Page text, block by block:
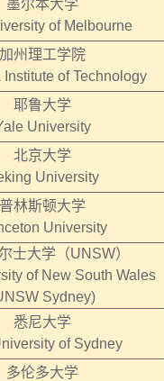
墨尔本大学
of Melbourne
加州理工学院
of Technology
耶鲁大学
University
北京大学
University
普林斯顿大学
University
士大学（UNSW）
of New South Wales
Sydney)
悉尼大学
of Sydney
多伦多大学